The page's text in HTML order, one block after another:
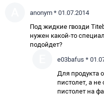
anonym * 01.07.2014
Под жидкие гвозди
нужен какой-то
подойдет?
e03bafus *
Для продукта
пистолет, а не
пистолет на